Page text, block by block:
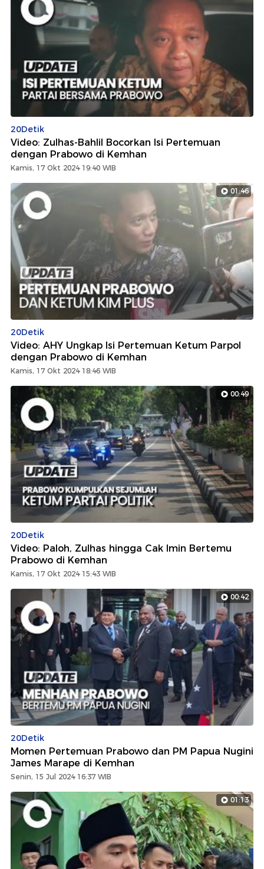
20Detik
Video: Zulhas-Bahlil Bocorkan Isi Pertemuan
dengan Prabowo di Kemhan
Kamis, 17 Okt 2024 19:40 WIB
01:46
20Detik
Video: AHY Ungkap Isi Pertemuan Ketum Parpol
dengan Prabowo di Kemhan
Kamis, 17 Okt 2024 18:46 WIB
00:49
20Detik
Video: Paloh, Zulhas hingga Cak Imin Bertemu
Prabowo di Kemhan
Kamis, 17 Okt 2024 15:43 WIB
00:42
20Detik
Momen Pertemuan Prabowo dan PM Papua Nugini
James Marape di Kemhan
Senin, 15 Jul 2024 16:37 WIB
01:13